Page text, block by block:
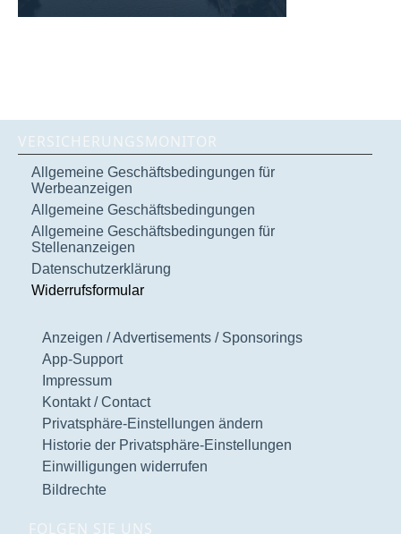
VERSICHERUNGSMONITOR
Allgemeine Geschäftsbedingungen für
Werbeanzeigen
Allgemeine Geschäftsbedingungen
Allgemeine Geschäftsbedingungen für
Stellenanzeigen
Datenschutzerklärung
Widerrufsformular
Anzeigen / Advertisements / Sponsorings
App-Support
Impressum
Kontakt / Contact
Privatsphäre-Einstellungen ändern
Historie der Privatsphäre-Einstellungen
Einwilligungen widerrufen
Bildrechte
FOLGEN SIE UNS